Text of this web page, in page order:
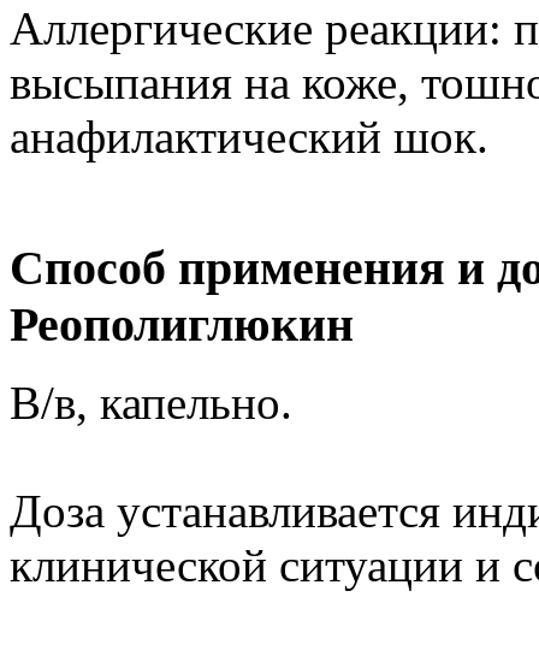
Аллергические реакции:
высыпания на коже,
анафилактический шок.
Способ применения и
Реополиглюкин
В/в, капельно.
Доза устанавливается
клинической ситуации и